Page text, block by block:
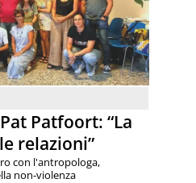
Patfoort: “La
relazioni”
con l'antropologa,
non-violenza